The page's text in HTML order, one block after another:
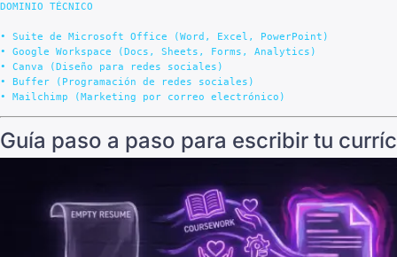
DOMINIO TÉCNICO
• Suite de Microsoft Office (Word, Excel, PowerPoint)
• Google Workspace (Docs, Sheets, Forms, Analytics)
• Canva (Diseño para redes sociales)
• Buffer (Programación de redes sociales)
Guía paso a paso para escribir tu